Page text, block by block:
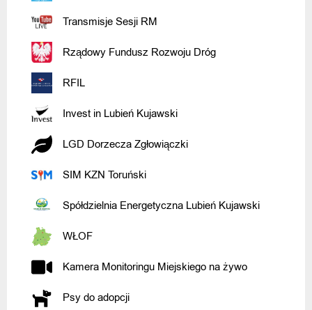
Transmisje Sesji RM
Rządowy Fundusz Rozwoju Dróg
RFIL
Invest in Lubień Kujawski
LGD Dorzecza Zgłowiączki
SIM KZN Toruński
Spółdzielnia Energetyczna Lubień Kujawski
WŁOF
Kamera Monitoringu Miejskiego na żywo
Psy do adopcji